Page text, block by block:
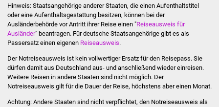
Sanierung Hallenbad
Sanierung Bizethalle
Presse
Bürger & Service
Hinweis: Staatsangehörige anderer Staaten, die einen Aufenthaltstitel
oder eine Aufenthaltsgestattung besitzen, können bei der
Ausländerbehörde vor Antritt ihrer Reise einen "Reiseausweis für
Ausländer" beantragen. Für deutsche Staatsangehörige gibt es als
Passersatz einen eigenen Reiseausweis.
Der Notreiseausweis ist kein vollwertiger Ersatz für den Reisepass. Sie
dürfen damit aus Deutschland aus- und anschließend wieder einreisen.
Weitere Reisen in andere Staaten sind nicht möglich. Der
Notreiseausweis gilt für die Dauer der Reise, höchstens aber einen Monat.
Achtung: Andere Staaten sind nicht verpflichtet, den Notreiseausweis als